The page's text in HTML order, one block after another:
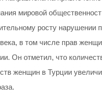
мировой
росту нарушении
в том числе прав
Он отметил, что
женщин в Турции